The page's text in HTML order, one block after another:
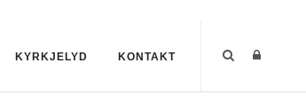
KYRKJELYD KONTAKT